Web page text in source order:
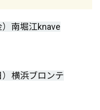
）南堀江knave
）横浜ブロンテ